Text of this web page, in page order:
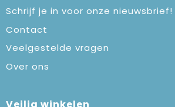
Schrijf je in voor onze nieuwsbrief!
Contact
Veelgestelde vragen
Over ons
Veilig winkelen